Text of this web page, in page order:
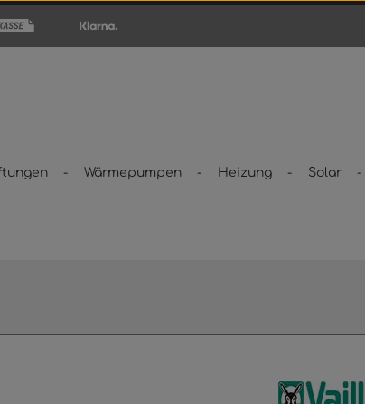
Wärmepumpen Heizung Solar